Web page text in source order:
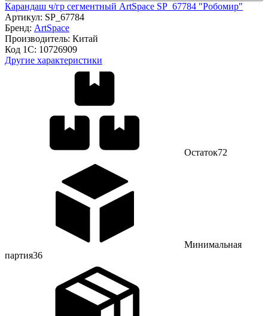
Карандаш ч/гр сегментный ArtSpace SP_67784 "Робомир"
Артикул: SP_67784
Бренд: ArtSpace
Производитель: Китай
Код 1С: 10726909
Другие характеристики
Остаток72
Минимальная
партия36